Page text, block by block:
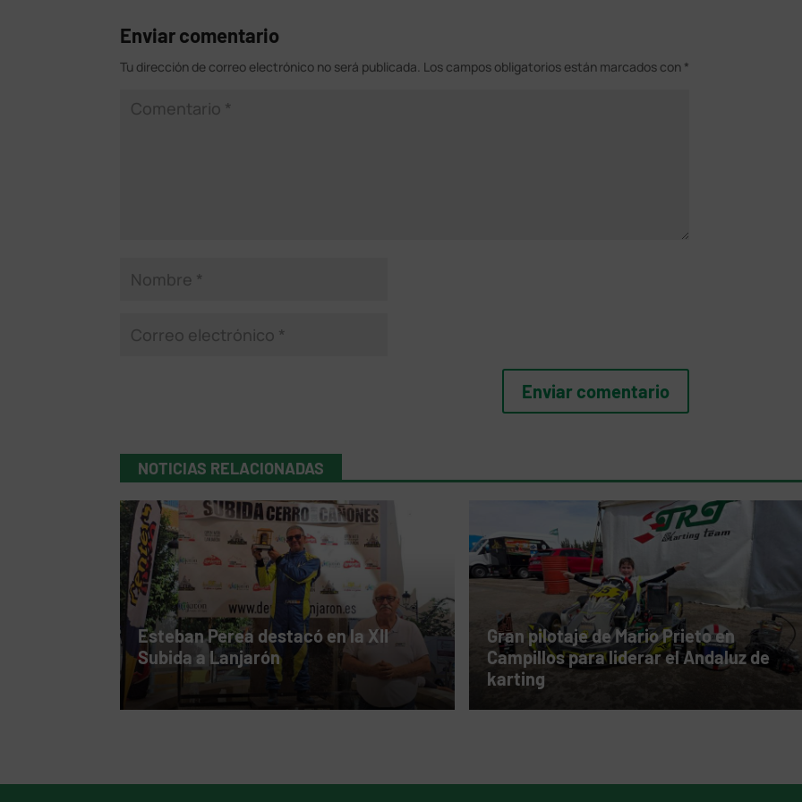
Enviar comentario
Tu dirección de correo electrónico no será publicada. Los campos obligatorios están marcados con *
NOTICIAS RELACIONADAS
Esteban Perea destacó en la XII
Subida a Lanjarón
Gran pilotaje de Mario Prieto en
Campillos para liderar el Andaluz de
karting